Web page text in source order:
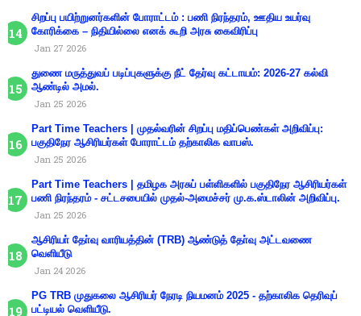
சிறப்பு பயிற்றுனர்களின் போராட்டம் : பணி நிரந்தரம், ஊதிய உயர்வு
கோரிக்கை – நிதியில்லை எனக் கூறி அரசு கைவிரிப்பு
Jan 27 2026
துணை மருத்துவப் படிப்புகளுக்கு நீட் தேர்வு கட்டாயம்: 2026-27 கல்வி
ஆண்டில் அமல்.
Jan 25 2026
Part Time Teachers | முதல்வரின் சிறப்பு மதிப்பெண்கள் அறிவிப்பு:
பகுதிநேர ஆசிரியர்கள் போராட்டம் தற்காலிக வாபஸ்.
Jan 25 2026
Part Time Teachers | தமிழக அரசுப் பள்ளிகளில் பகுதிநேர ஆசிரியர்கள்
பணி நிரந்தரம் - சட்டசபையில் முதல்-அமைச்சர் மு.க.ஸ்டாலின் அறிவிப்பு.
Jan 25 2026
ஆசிரியா் தோ்வு வாரியத்தின் (TRB) ஆண்டுத் தோ்வு அட்டவணை
வெளியீடு
Jan 24 2026
PG TRB முதுகலை ஆசிரியர் நேரடி நியமனம் 2025 - தற்காலிக தெரிவுப்
பட்டியல் வெளியீடு.